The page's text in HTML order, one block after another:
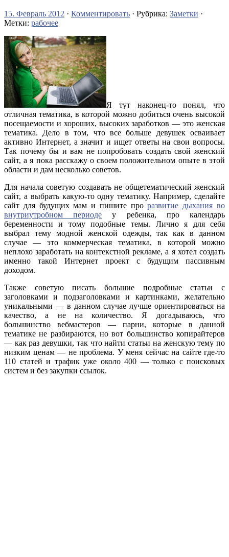
15. Февраль 2012 · Комментировать · Рубрика: Заметки ·
Метки: рабочее
Я тут наконец-то понял, что
отличная тематика, в которой можно добиться очень высокой
посещаемости и хороших, высоких заработков — это женская
тематика. Дело в том, что все больше девушек осваивает
активно Интернет, а значит и ищет ответы на свои вопросы.
Так почему бы и вам не попробовать создать свой женский
сайт, а я пока расскажу о своем положительном опыте в этой
области и дам несколько советов.
Для начала советую создавать не общетематический женский
сайт, а выбрать какую-то одну тематику. Например, сделайте
сайт для будущих мам и пишите проразвитие дыхания во
внутриутробном периоде у ребенка, про календарь
беременности и тому подобные темы. Лично я для себя
выбрал тему модной женской одежды, так как в данном
случае — это коммерческая тематика, в которой можно
неплохо заработать на контекстной рекламе, а я хотел создать
именно такой Интернет проект с будущим пассивным
доходом.
Также советую писать большие подробные статьи с
заголовками и подзаголовками и картинками, желательно
уникальными — в данном случае лучше ориентироваться на
качество, а не на количество. Я догадываюсь, что
большинство вебмастеров — парни, которые в данной
тематике не разбираются, но вот большинство копирайтеров
— как раз девушки, так что найти статьи на женскую тему по
низким ценам — не проблема. У меня сейчас на сайте где-то
110 статей и трафик уже около 400 — только с поисковых
систем и без закупки ссылок.